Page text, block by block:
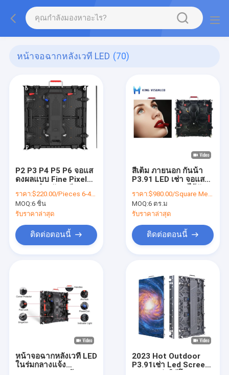
หน้าจอฉากหลังเวที LED (70)
P2 P3 P4 P5 P6 จอแส
ดงผลแบบ Fine Pixel
คอนเสิร์ต King
Visionled
ราคา:$220.00/Pieces 6-49 Pieces
MOQ:6 ชิ้น
รับราคาล่าสุด
ติดต่อตอนนี้
สีเต็ม ภายนอก กันน้ํา
P3.91 LED เช่า จอแสดง
Custom Die-Cast อลู
มิเนียม LED วิดีโอผนัง
ราคา:$980.00/Square Meters 6-49 Square Meters
MOQ:6 ตร.ม
รับราคาล่าสุด
ติดต่อตอนนี้
หน้าจอฉากหลังเวที LED
ในร่มกลางแจ้ง
2023 Hot Outdoor
P3.91เช่า Led Screen